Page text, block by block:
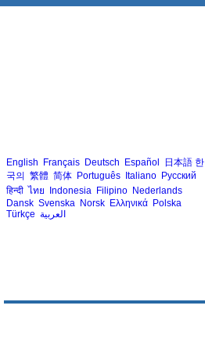
English Français Deutsch Español 日本語 한
국의 繁體 简体 Português Italiano Русский
हिन्दी ไทย Indonesia Filipino Nederlands
Dansk Svenska Norsk Ελληνικά Polska
Türkçe العربية